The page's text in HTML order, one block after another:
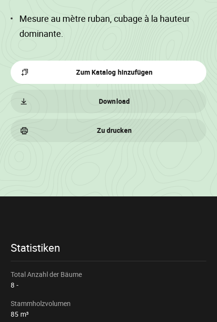
Mesure au mètre ruban, cubage à la hauteur
dominante.
Zum Katalog hinzufügen
Download
Zu drucken
Losinformationen
Statistiken
Total Anzahl der Bäume
8 -
Stammholzvolumen
85 m³